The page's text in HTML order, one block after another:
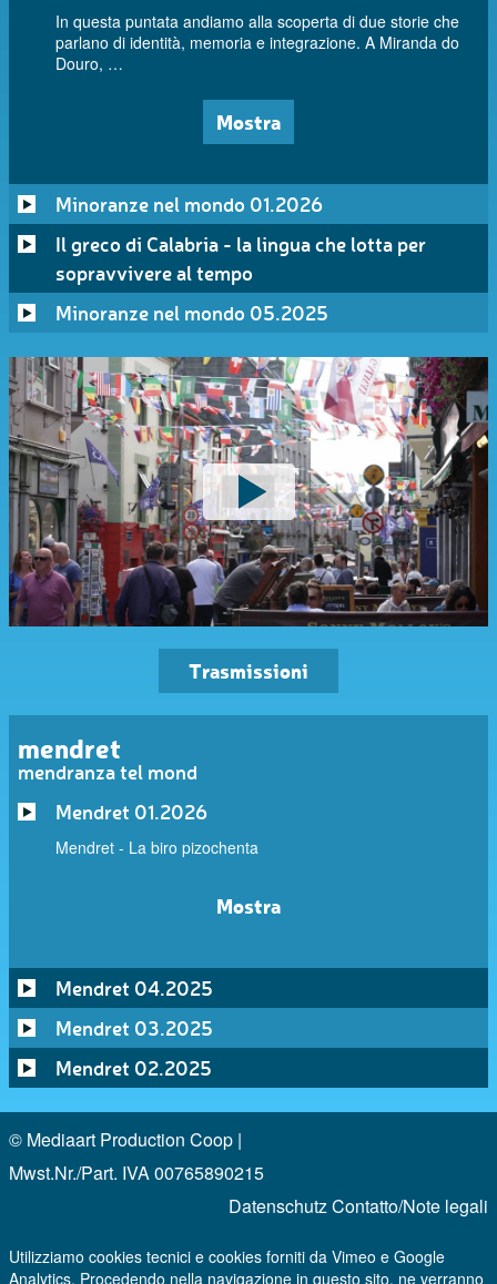
In questa puntata andiamo alla scoperta di due storie che
parlano di identità, memoria e integrazione. A Miranda do
Douro, …
Mostra
Minoranze nel mondo 01.2026
Il greco di Calabria - la lingua che lotta per
sopravvivere al tempo
Minoranze nel mondo 05.2025
Trasmissioni
mendret
mendranza tel mond
Mendret 01.2026
Mendret - La biro pizochenta
Mostra
Mendret 04.2025
Mendret 03.2025
Mendret 02.2025
© Mediaart Production Coop |
Mwst.Nr./Part. IVA 00765890215
DatenschutzContatto/Note legali
Utilizziamo cookies tecnici e cookies forniti da Vimeo e Google
Analytics. Procedendo nella navigazione in questo sito, ne verranno